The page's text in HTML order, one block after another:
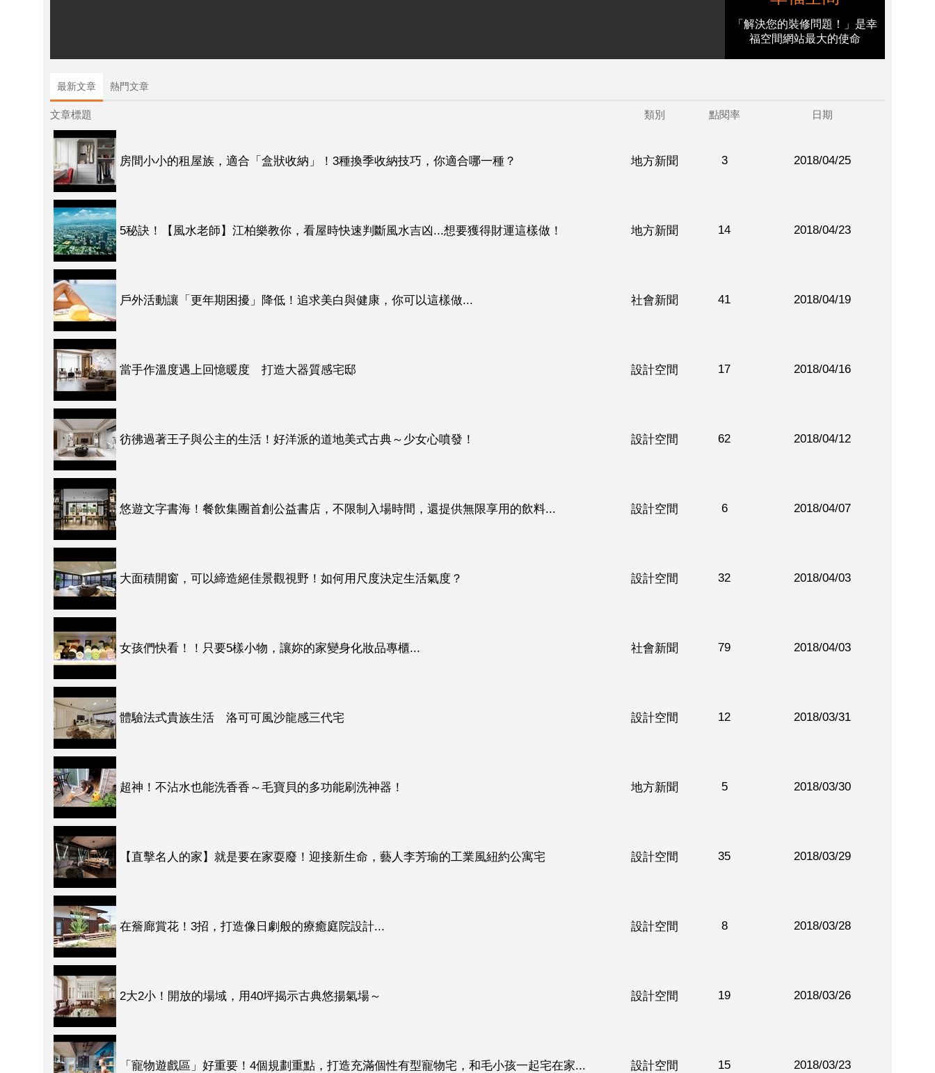
「解決您的裝修問題！」是幸
福空間網站最大的使命
最新文章 熱門文章
文章標題 類別 點閱率 日期
房間小小的租屋族，適合「盒狀收納」！3種換季收納技巧，你適合哪一種？ 地方新聞 3 2018/04/25
5秘訣！【風水老師】江柏樂教你，看屋時快速判斷風水吉凶...想要獲得財運這樣做！ 地方新聞 14 2018/04/23
戶外活動讓「更年期困擾」降低！追求美白與健康，你可以這樣做... 社會新聞 41 2018/04/19
當手作溫度遇上回憶暖度 打造大器質感宅邸 設計空間 17 2018/04/16
彷彿過著王子與公主的生活！好洋派的道地美式古典～少女心噴發！ 設計空間 62 2018/04/12
悠遊文字書海！餐飲集團首創公益書店，不限制入場時間，還提供無限享用的飲料... 設計空間 6 2018/04/07
大面積開窗，可以締造絕佳景觀視野！如何用尺度決定生活氣度？ 設計空間 32 2018/04/03
女孩們快看！！只要5樣小物，讓妳的家變身化妝品專櫃... 社會新聞 79 2018/04/03
體驗法式貴族生活 洛可可風沙龍感三代宅 設計空間 12 2018/03/31
超神！不沾水也能洗香香～毛寶貝的多功能刷洗神器！ 地方新聞 5 2018/03/30
【直擊名人的家】就是要在家耍廢！迎接新生命，藝人李芳瑜的工業風紐約公寓宅 設計空間 35 2018/03/29
在簷廊賞花！3招，打造像日劇般的療癒庭院設計... 設計空間 8 2018/03/28
2大2小！開放的場域，用40坪揭示古典悠揚氣場～ 設計空間 19 2018/03/26
「寵物遊戲區」好重要！4個規劃重點，打造充滿個性有型寵物宅，和毛小孩一起宅在家... 設計空間 15 2018/03/23